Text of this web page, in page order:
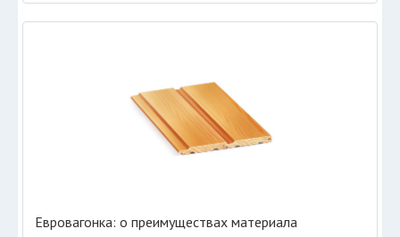
Евровагонка: о преимуществах материала